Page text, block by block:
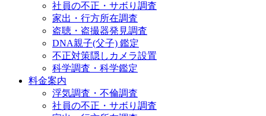
社員の不正・サボり調査
家出・行方所在調査
盗聴・盗撮器発見調査
DNA親子(父子) 鑑定
不正対策隠しカメラ設置
科学調査・科学鑑定
料金案内
浮気調査・不倫調査
社員の不正・サボり調査